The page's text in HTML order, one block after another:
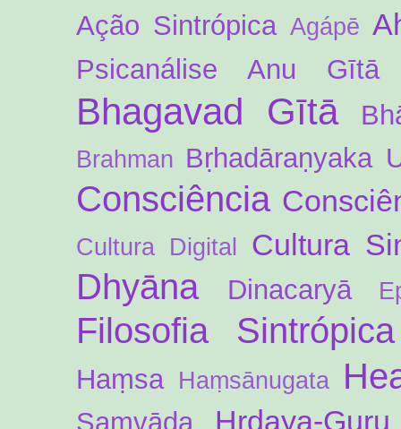
Ação Sintrópica Agápē
Psicanálise Anu Gītā
Bhagavad Gītā
Brahman Bṛhadāraṇyaka
Consciência
Cultura Digital Cultura
Dhyāna Dinacaryā
Filosofia Sintrópica
Haṃsa Haṃsānugata
Saṃvāda Hṛdaya-Guru